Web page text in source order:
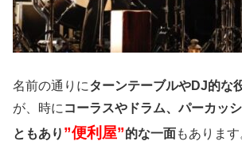
名前の通りにターンテーブルやDJ的な
が、時にコーラスやドラム、パーカッ
ともあり ”便利屋”的な一面もあります